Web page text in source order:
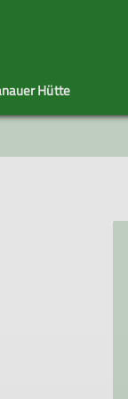
Sektionstermine
Hütte
Adressänderung